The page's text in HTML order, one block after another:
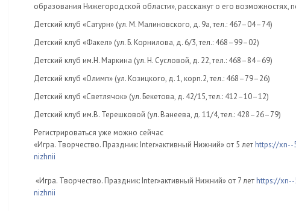
образования Нижегородской области», расскажут о его
Детский клуб «Сатурн» (ул. М. Малиновского, д. 9а, тел.: 467–04–74)
Детский клуб «Факел» (ул. Б. Корнилова, д. 6/3, тел.: 468–99–02)
Детский клуб им.Н. Маркина (ул. Н. Сусловой, д. 22, тел.: 468–84–69)
Детский клуб «Олимп» (ул. Козицкого, д. 1, корп.2, тел.: 468–79–26)
Детский клуб «Светлячок» (ул. Бекетова, д. 42/15, тел.: 412–10–12)
Детский клуб им.В. Терешковой (ул. Ванеева, д. 11/4, тел.: 428–26–79)
Регистрироваться уже можно сейчас
«Игра. Творчество. Праздник: Inter»активный Нижний» от 5 лет https://xn--
nizhnii
​ «Игра. Творчество. Праздник: Inter»активный Нижний» от 7 лет https://
nizhnii